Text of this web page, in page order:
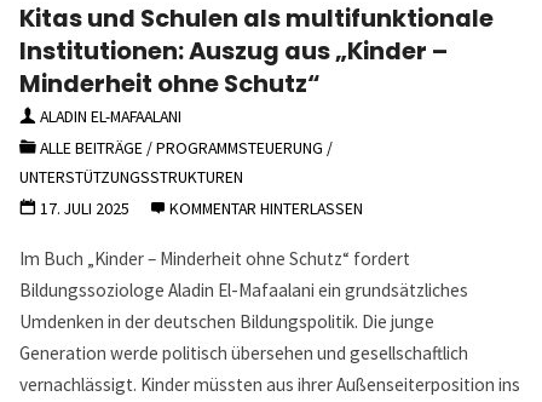
Kitas und Schulen als multifunktionale
Institutionen: Auszug aus „Kinder –
Minderheit ohne Schutz“
ALADIN EL-MAFAALANI
ALLE BEITRÄGE/PROGRAMMSTEUERUNG /
UNTERSTÜTZUNGSSTRUKTUREN
17. JULI 2025
KOMMENTAR HINTERLASSEN
Im Buch „Kinder – Minderheit ohne Schutz“ fordert
Bildungssoziologe Aladin El-Mafaalani ein grundsätzliches
Umdenken in der deutschen Bildungspolitik. Die junge
Generation werde politisch übersehen und gesellschaftlich
vernachlässigt. Kinder müssten aus ihrer Außenseiterposition ins